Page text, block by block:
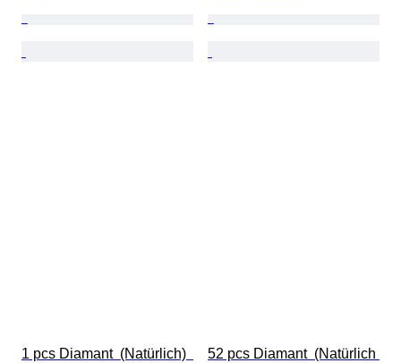
1 pcs Diamant  (Natürlich)
52 pcs Diamant  (Natürlich